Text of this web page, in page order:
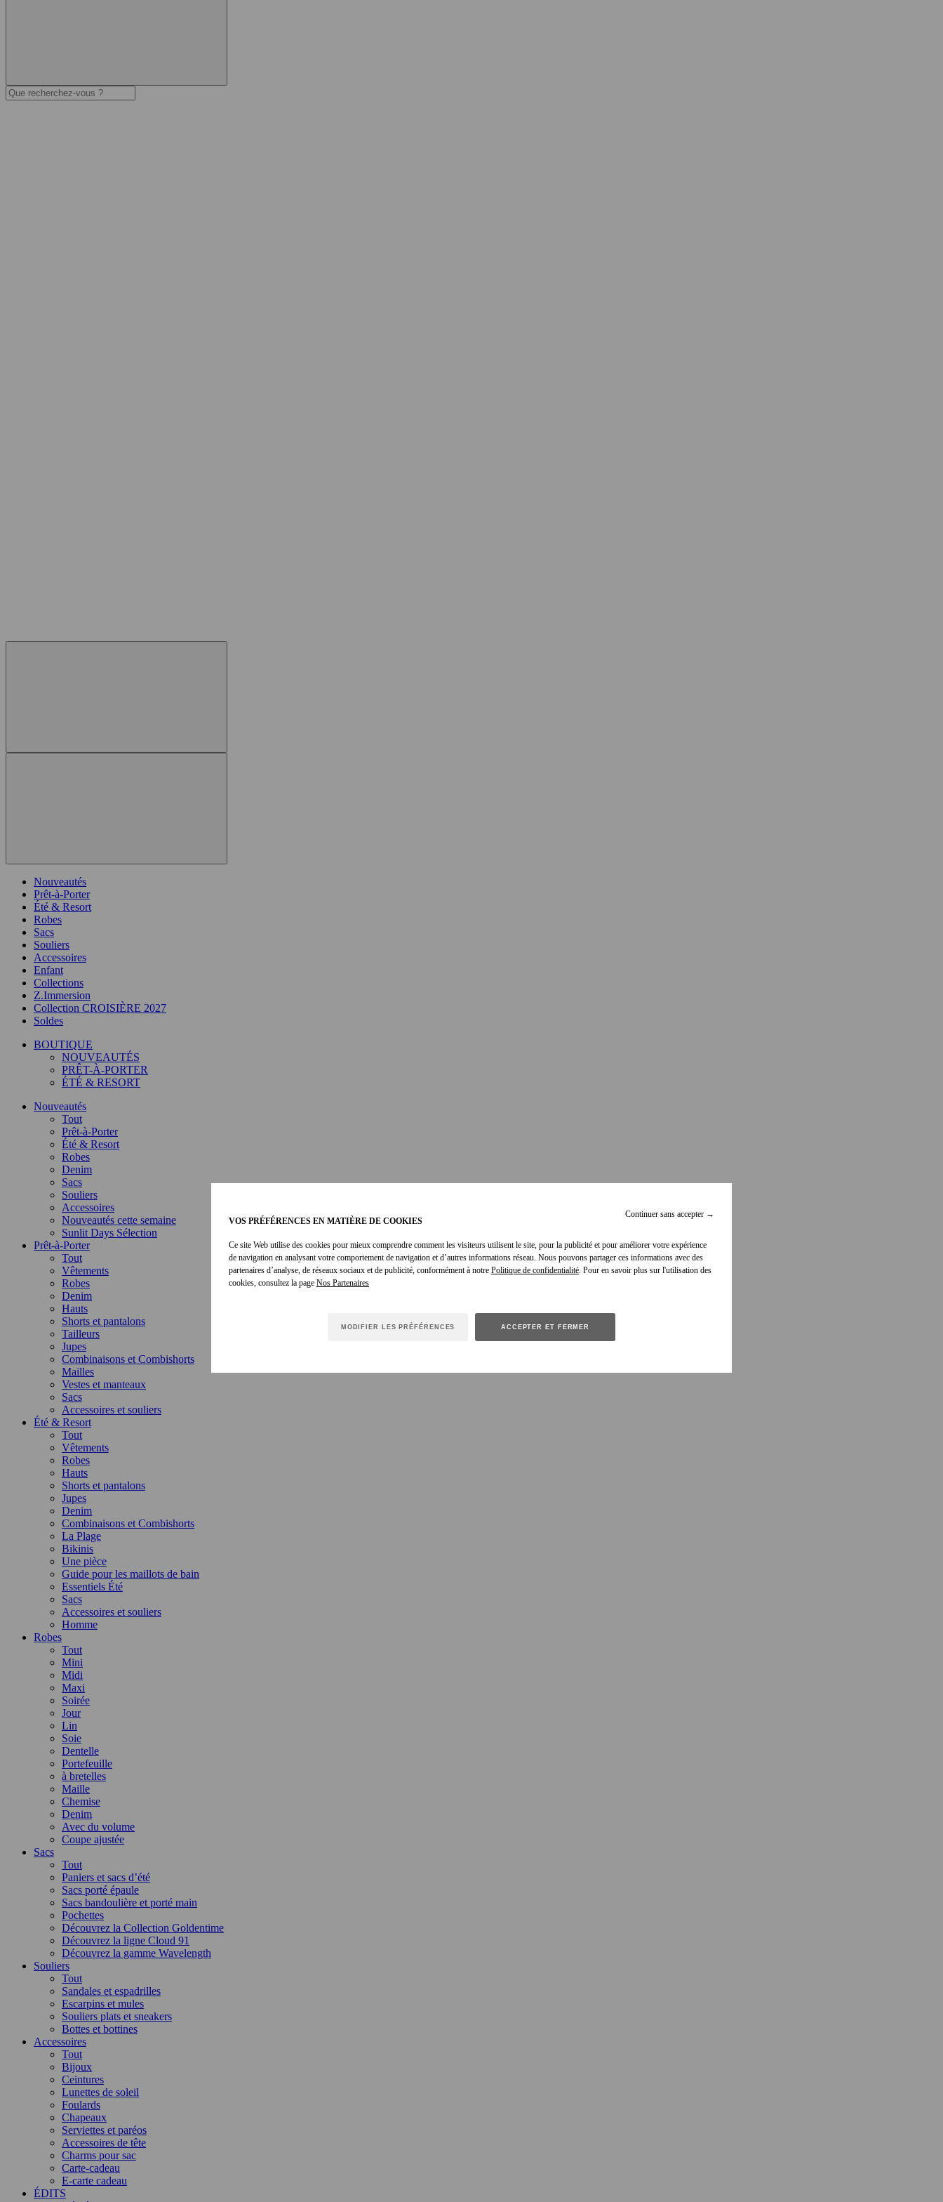
Continuer sans accepter →
VOS PRÉFÉRENCES EN MATIÈRE DE COOKIES
Ce site Web utilise des cookies pour mieux comprendre comment les visiteurs utilisent le site, pour la publicité et pour améliorer votre expérience
de navigation en analysant votre comportement de navigation et d’autres informations réseau. Nous pouvons partager ces informations avec des
partenaires d’analyse, de réseaux sociaux et de publicité, conformément à notre Politique de confidentialité. Pour en savoir plus sur l'utilisation des
cookies, consultez la page
MODIFIER LES PRÉFÉRENCES ACCEPTER ET FERMER
Nouveautés
Prêt-à-Porter
Été & Resort
Robes
Sacs
Souliers
Accessoires
Enfant
Collections
Z.Immersion
Collection CROISIÈRE 2027
Soldes
BOUTIQUE
NOUVEAUTÉS
PRÊT-À-PORTER
ÉTÉ & RESORT
Nouveautés
Tout
Prêt-à-Porter
Été & Resort
Robes
Denim
Sacs
Souliers
Accessoires
Nouveautés cette semaine
Sunlit Days Sélection
Prêt-à-Porter
Tout
Vêtements
Robes
Denim
Hauts
Shorts et pantalons
Tailleurs
Jupes
Combinaisons et Combishorts
Mailles
Vestes et manteaux
Sacs
Accessoires et souliers
Été & Resort
Tout
Vêtements
Robes
Hauts
Shorts et pantalons
Jupes
Denim
Combinaisons et Combishorts
La Plage
Bikinis
Une pièce
Guide pour les maillots de bain
Essentiels Été
Sacs
Accessoires et souliers
Homme
Robes
Tout
Mini
Midi
Maxi
Soirée
Jour
Lin
Soie
Dentelle
Portefeuille
à bretelles
Maille
Chemise
Denim
Avec du volume
Coupe ajustée
Sacs
Tout
Paniers et sacs d’été
Sacs porté épaule
Sacs bandoulière et porté main
Pochettes
Découvrez la Collection Goldentime
Découvrez la ligne Cloud 91
Découvrez la gamme Wavelength
Souliers
Tout
Sandales et espadrilles
Escarpins et mules
Souliers plats et sneakers
Bottes et bottines
Accessoires
Tout
Bijoux
Ceintures
Lunettes de soleil
Foulards
Chapeaux
Serviettes et paréos
Accessoires de tête
Charms pour sac
Carte-cadeau
E-carte cadeau
ÉDITS